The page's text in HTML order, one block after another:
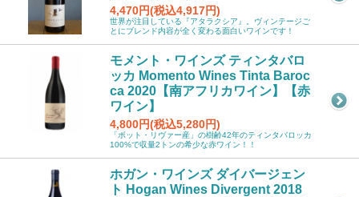
4,470円(税込4,917円)
世界が注目している『アタラクシア』。ヴィンテージご
とにブレンド内容が全く変わる面白いワインです！
モメント・ワインズ ティンタバロ
ッカ Momento Wines Tinta Baroc
ca 2020【南アフリカワイン】【赤
ワイン】
4,800円(税込5,280円)
「ボット・リヴァー産」の樹齢42年のティンタバロッカ
100%で収量2トンの希少な赤ワイン！！
ホガン・ワインズ ダイバージェン
ト Hogan Wines Divergent 2018